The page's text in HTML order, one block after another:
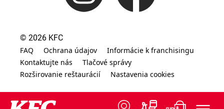
© 2026 KFC
FAQ
Ochrana údajov
Informácie k franchisingu
Kontaktujte nás
Tlačové správy
Rozširovanie reštaurácií
Nastavenia cookies